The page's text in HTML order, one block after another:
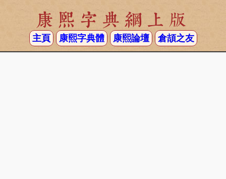
康熙字典網上版
主頁 康熙字典體 康熙論壇 倉頡之友